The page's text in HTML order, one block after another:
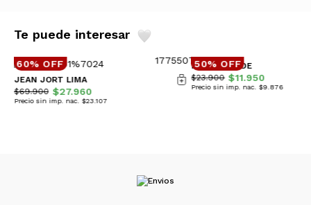
Te puede interesar
60% OFF
JEAN JORT LIMA
$69.900 $27.960
Precio sin imp. nac. $23.107
50% OFF
REMERA JADE
$23.900 $11.950
Precio sin imp. nac. $9.876